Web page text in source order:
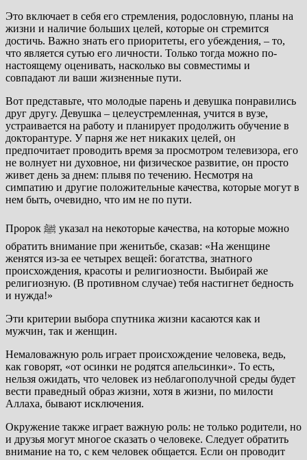
Это включает в себя его стремления, родословную, планы на
жизни и наличие больших целей, которые он стремится
достичь. Важно знать его приоритеты, его убеждения, – то,
что является сутью его личности. Только тогда можно по-
настоящему оценивать, насколько вы совместимы и
совпадают ли ваши жизненные пути.
Вот представьте, что молодые парень и девушка понравились
друг другу. Девушка – целеустремленная, учится в вузе,
устраивается на работу и планирует продолжить обучение в
докторантуре. У парня же нет никаких целей, он
предпочитает проводить время за просмотром телевизора, его
не волнует ни духовное, ни физическое развитие, он просто
живет день за днем: плывя по течению. Несмотря на
симпатию и другие положительные качества, которые могут в
нем быть, очевидно, что им не по пути.
Пророк ﷺ указал на некоторые качества, на которые можно
обратить внимание при женитьбе, сказав: «На женщине
женятся из-за ее четырех вещей: богатства, знатного
происхождения, красоты и религиозности. Выбирай же
религиозную. (В противном случае) тебя настигнет бедность
и нужда!»
Эти критерии выбора спутника жизни касаются как и
мужчин, так и женщин.
Немаловажную роль играет происхождение человека, ведь,
как говорят, «от осинки не родятся апельсинки». То есть,
нельзя ожидать, что человек из неблагополучной среды будет
вести праведный образ жизни, хотя в жизни, по милости
Аллаха, бывают исключения.
Окружение также играет важную роль: не только родители, но
и друзья могут многое сказать о человеке. Следует обратить
внимание на то, с кем человек общается. Если он проводит